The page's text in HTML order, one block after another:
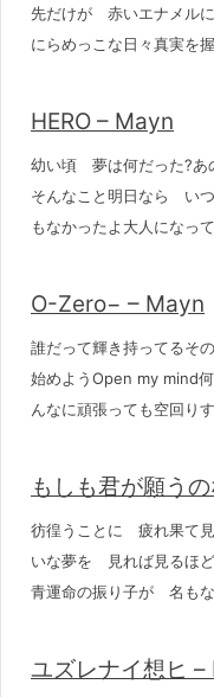
先だけが 赤いエナメル
にらめっこな日々真実を
HERO – Mayn
幼い頃 夢は何だった?
そんなこと明日なら い
もなかったよ大人になっ
O-Zero− – Mayn
誰だって輝き持ってるそ
始めようOpen my mind
んなに頑張っても空回り
もしも君が願う
彷徨うことに 疲れ果て
いな夢を 見れば見るほ
青運命の振り子が 名も
ユズレナイ想ヒ –